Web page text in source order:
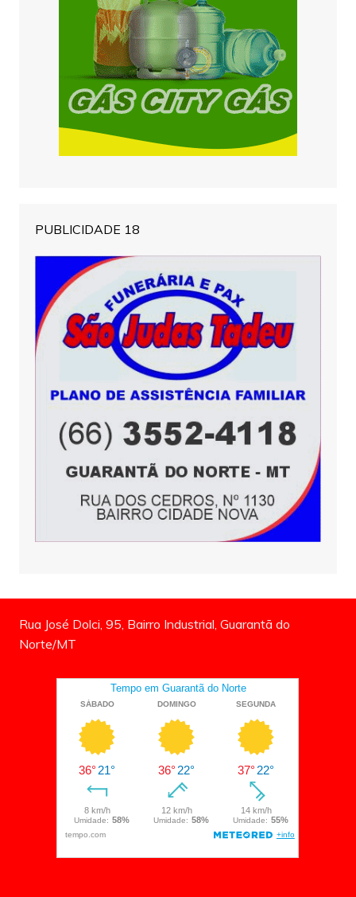
PUBLICIDADE 18
Rua José Dolci, 95, Bairro Industrial, Guarantã do
Norte/MT